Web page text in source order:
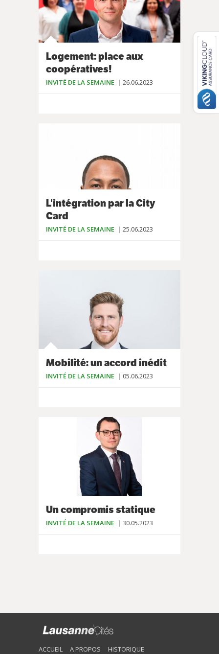
Logement: place aux
coopératives!
INVITÉ DE LA SEMAINE 26.06.2023
L'intégration par la City
Card
INVITÉ DE LA SEMAINE 25.06.2023
Mobilité: un accord inédit
INVITÉ DE LA SEMAINE 05.06.2023
Un compromis statique
INVITÉ DE LA SEMAINE 30.05.2023
ACCUEIL A PROPOS
HISTORIQUE